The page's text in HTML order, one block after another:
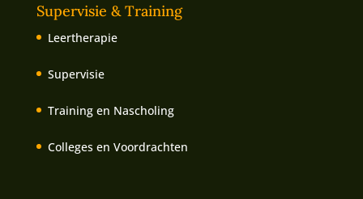
Supervisie & Training
Leertherapie
Supervisie
Training en Nascholing
Colleges en Voordrachten